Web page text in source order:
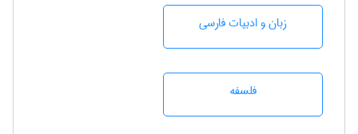
زبان و ادبيات فارسی
فلسفه